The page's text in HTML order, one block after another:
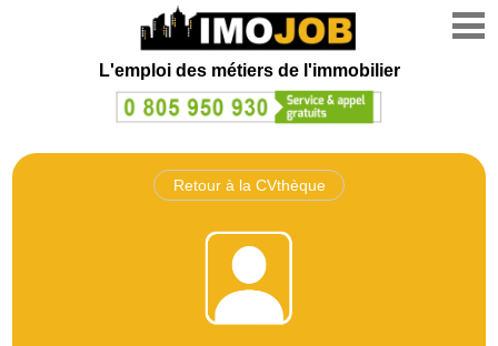
L'emploi des métiers de l'immobilier
Retour à la CVthèque